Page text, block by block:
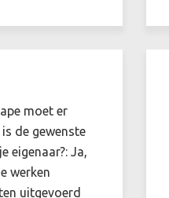
moet er
de gewenste
eigenaar?: Ja,
werken
uitgevoerd